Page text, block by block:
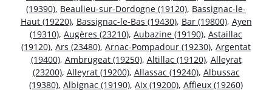
(19390), Beaulieu-sur-Dordogne (19120), Bassignac-le-
Haut (19220), Bassignac-le-Bas (19430), Bar (19800), Ayen
(19310), Augères (23210), Aubazine (19190), Astaillac
(19120), Ars (23480), Arnac-Pompadour (19230), Argentat
(19400), Ambrugeat (19250), Altillac (19120), Alleyrat
(23200), Alleyrat (19200), Allassac (19240), Albussac
(19380), Albignac (19190), Aix (19200), Affieux (19260)